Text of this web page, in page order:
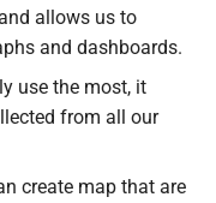
allows us to
and dashboards.
use the most, it
from all our
create map that are